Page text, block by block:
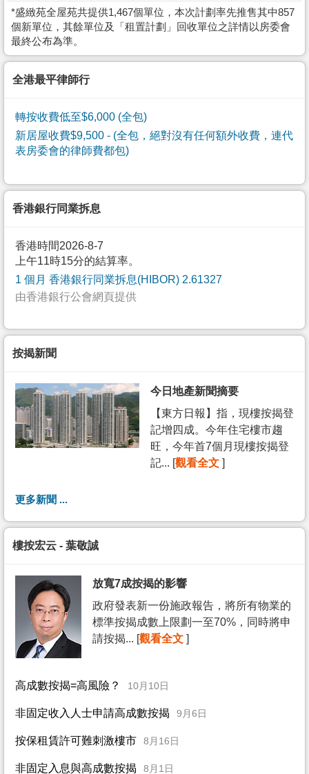
*盛緻苑全屋苑共提供1,467個單位，本次計劃率先推售其中857
個新單位，其餘單位及「租置計劃」回收單位之詳情以房委會
最終公布為準。
全港最平律師行
轉按收費低至$6,000 (全包)
新居屋收費$9,500 - (全包，絕對沒有任何額外收費，連代
表房委會的律師費都包)
香港銀行同業拆息
香港時間2026-8-7
上午11時15分的結算率。
1 個月 香港銀行同業拆息(HIBOR) 2.61327
由香港銀行公會網頁提供
按揭新聞
今日地產新聞摘要
【東方日報】指，現樓按揭登
記增四成。今年住宅樓市趨
旺，今年首7個月現樓按揭登
記... [觀看全文 ]
更多新聞 ...
樓按宏云 - 葉敬誠
放寬7成按揭的影響
政府發表新一份施政報告，將所有物業的
標準按揭成數上限劃一至70%，同時將申
請按揭... [觀看全文 ]
高成數按揭=高風險？ 10月10日
非固定收入人士申請高成數按揭 9月6日
按保租賃許可難刺激樓市 8月16日
非固定入息與高成數按揭 8月1日